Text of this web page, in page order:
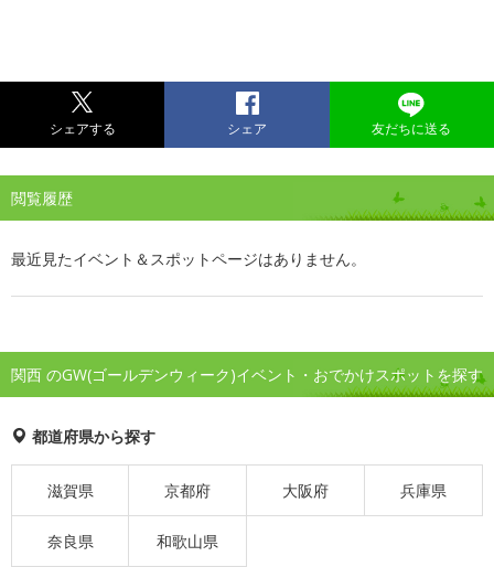
シェアする シェア 友だちに送る
閲覧履歴
最近見たイベント＆スポットページはありません。
関西 のGW(ゴールデンウィーク)イベント・おでかけスポットを探す
都道府県から探す
滋賀県 京都府 大阪府 兵庫県
奈良県 和歌山県